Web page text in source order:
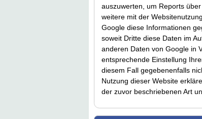
auszuwerten, um Reports
weitere mit der
Google diese Informationen
soweit Dritte diese Daten im
anderen Daten von Google in
entsprechende Einstellung
diesem Fall gegebenenfalls
Nutzung dieser Website
der zuvor beschriebenen Art